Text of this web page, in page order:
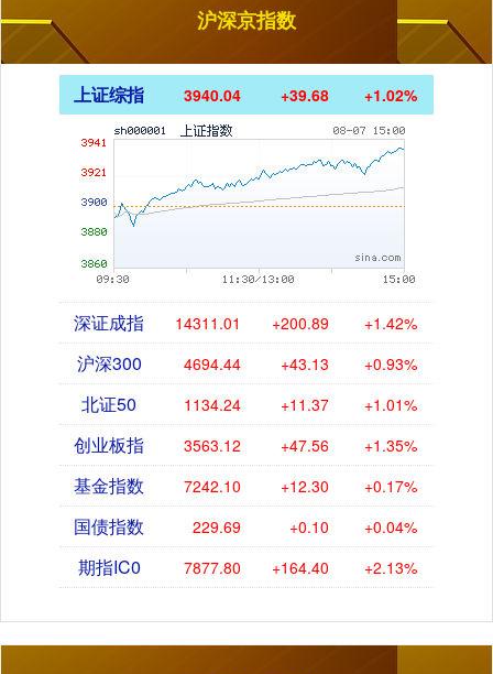
沪深京指数
上证综指 3940.04 +39.68 +1.02%
深证成指 14311.01 +200.89 +1.42%
沪深300 4694.44 +43.13 +0.93%
北证50 1134.24 +11.37 +1.01%
创业板指 3563.12 +47.56 +1.35%
基金指数 7242.10 +12.30 +0.17%
国债指数 229.69 +0.10 +0.04%
期指IC0 7877.80 +164.40 +2.13%